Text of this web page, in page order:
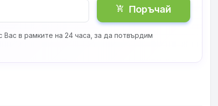
shopping_cart_checkout Поръчай
в рамките на 24 часа, за да потвърдим